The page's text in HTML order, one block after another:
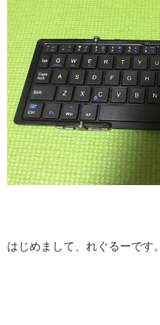
はじめまして、れぐるーです。